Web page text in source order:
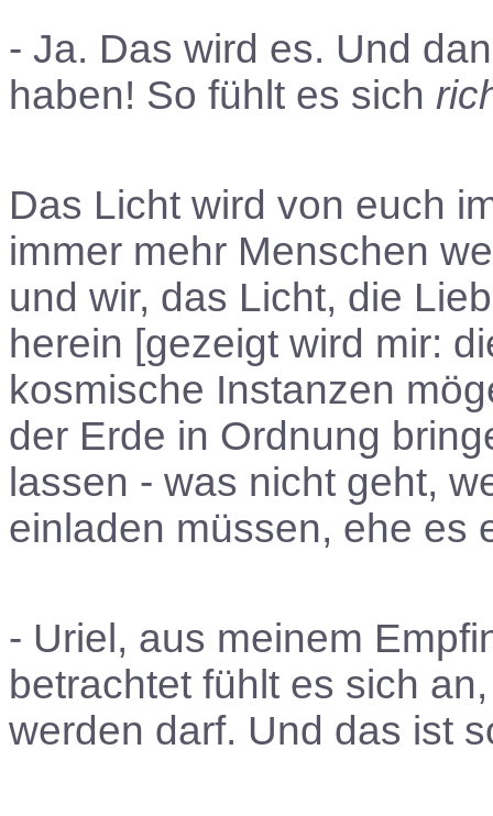
- Ja. Das wird es. Und
haben! So fühlt es sich
Das Licht wird von euch
immer mehr Menschen
und wir, das Licht, die
herein [gezeigt wird mir:
kosmische Instanzen
der Erde in Ordnung
lassen - was nicht geht,
einladen müssen, ehe es
- Uriel, aus meinem
betrachtet fühlt es sich
werden darf. Und das ist